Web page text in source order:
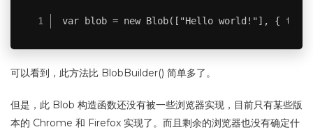
var blob = new Blob(["Hello world!"], {
可以看到，此方法比 BlobBuilder() 简单多了。
但是，此 Blob 构造函数还没有被一些浏览器实现，目前只有某些版
本的 Chrome 和 Firefox 实现了。而且剩余的浏览器也没有确定什